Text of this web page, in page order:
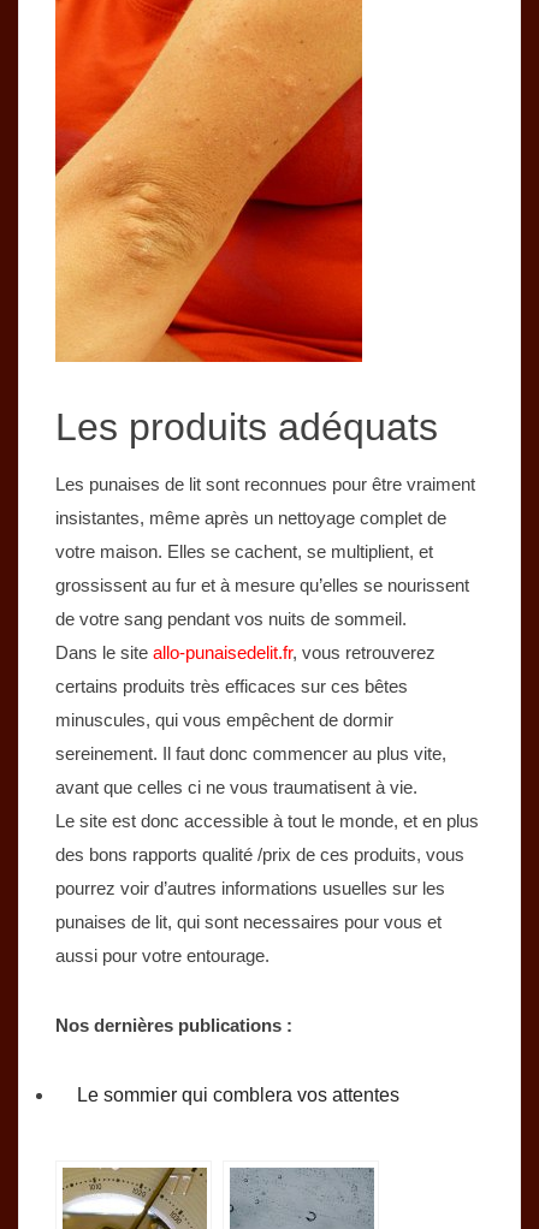
Les produits adéquats
Les punaises de lit sont reconnues pour être vraiment
insistantes, même après un nettoyage complet de
votre maison. Elles se cachent, se multiplient, et
grossissent au fur et à mesure qu’elles se nourissent
de votre sang pendant vos nuits de sommeil.
Dans le site allo-punaisedelit.fr, vous retrouverez
certains produits très efficaces sur ces bêtes
minuscules, qui vous empêchent de dormir
sereinement. Il faut donc commencer au plus vite,
avant que celles ci ne vous traumatisent à vie.
Le site est donc accessible à tout le monde, et en plus
des bons rapports qualité /prix de ces produits, vous
pourrez voir d’autres informations usuelles sur les
punaises de lit, qui sont necessaires pour vous et
aussi pour votre entourage.
Nos dernières publications :
Le sommier qui comblera vos attentes